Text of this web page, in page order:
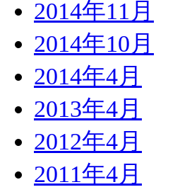
2014年11月
2014年10月
2014年4月
2013年4月
2012年4月
2011年4月